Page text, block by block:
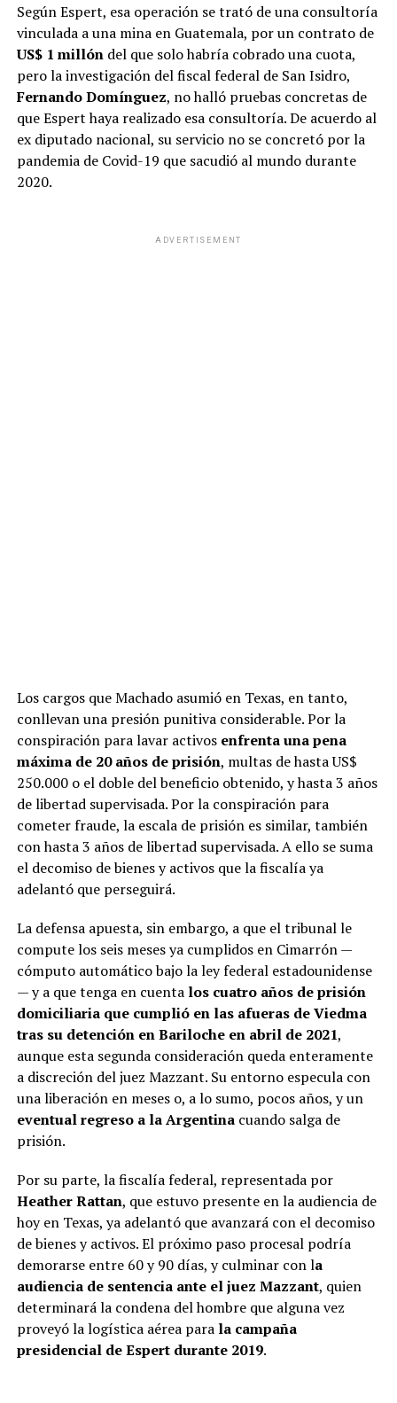
Según Espert, esa operación se trató de una consultoría
vinculada a una mina en Guatemala, por un contrato de
US$ 1 millóndel que solo habría cobrado una cuota,
pero la investigación del fiscal federal de San Isidro,
Fernando Domínguez, no halló pruebas concretas de
que Espert haya realizado esa consultoría. De acuerdo al
ex diputado nacional, su servicio no se concretó por la
pandemia de Covid-19 que sacudió al mundo durante
2020.
ADVERTISEMENT
Los cargos que Machado asumió en Texas, en tanto,
conllevan una presión punitiva considerable. Por la
conspiración para lavar activos enfrenta una pena
máxima de 20 años de prisión, multas de hasta US$
250.000 o el doble del beneficio obtenido, y hasta 3 años
de libertad supervisada. Por la conspiración para
cometer fraude, la escala de prisión es similar, también
con hasta 3 años de libertad supervisada. A ello se suma
el decomiso de bienes y activos que la fiscalía ya
adelantó que perseguirá.
La defensa apuesta, sin embargo, a que el tribunal le
compute los seis meses ya cumplidos en Cimarrón —
cómputo automático bajo la ley federal estadounidense
— y a que tenga en cuentalos cuatro años de prisión
domiciliaria que cumplió en las afueras de Viedma
tras su detención en Bariloche en abril de 2021,
aunque esta segunda consideración queda enteramente
a discreción del juez Mazzant. Su entorno especula con
una liberación en meses o, a lo sumo, pocos años, y un
eventual regreso a la Argentinacuando salga de
prisión.
Por su parte, la fiscalía federal, representada por
Heather Rattan, que estuvo presente en la audiencia de
hoy en Texas, ya adelantó que avanzará con el decomiso
de bienes y activos. El próximo paso procesal podría
demorarse entre 60 y 90 días, y culminar con la
audiencia de sentencia ante el juez Mazzant, quien
determinará la condena del hombre que alguna vez
proveyó la logística aérea para la campaña
presidencial de Espert durante 2019.